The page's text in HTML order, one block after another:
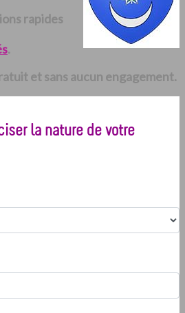
rapides
.
et sans aucun engagement.